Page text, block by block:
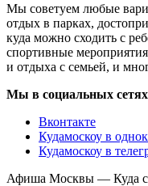
Мы советуем любые
отдых в парках,
куда можно сходить с
спортивные
и отдыха с семьей, и
Мы в социальных сетях
Вконтакте
Кудамоскоу в
Кудамоскоу в
Афиша Москвы — Куда